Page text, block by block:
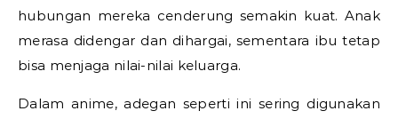
hubungan mereka cenderung semakin kuat. Anak
merasa didengar dan dihargai, sementara ibu tetap
bisa menjaga nilai-nilai keluarga.
Dalam anime, adegan seperti ini sering digunakan